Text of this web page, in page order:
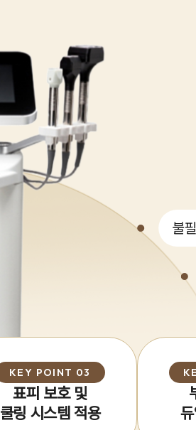
불
KEY POINT 03
표피 보호 및
쿨링 시스템 적용